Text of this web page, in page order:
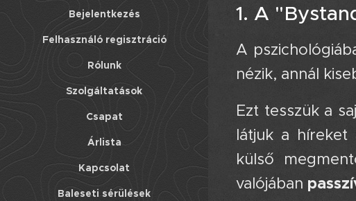
Bejelentkezés
Felhasználó regisztráció
Rólunk
Szolgáltatások
Csapat
Árlista
Kapcsolat
Baleseti sérülések
1. A
A
nézik, annál
Ezt tesszük a
látjuk a híreket
külső
valójában